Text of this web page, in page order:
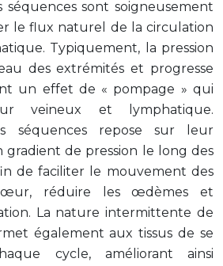
séquences sont soigneusement
le flux naturel de la circulation
Typiquement, la pression
des extrémités et progresse
un effet de « pompage » qui
veineux et lymphatique.
séquences repose sur leur
gradient de pression le long des
de faciliter le mouvement des
réduire les œdèmes et
La nature intermittente de
également aux tissus de se
cycle, améliorant ainsi